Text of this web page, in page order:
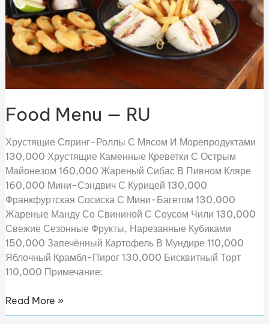
Food Menu — RU
Хрустящие Спринг-Роллы С Мясом И Морепродуктами
130,000 Хрустящие Каменные Креветки С Острым
Майонезом 160,000 Жареный Сибас В Пивном Кляре
160,000 Мини-Сэндвич С Курицей 130,000
Франкфуртская Сосиска С Мини-Багетом 130,000
Жареные Манду Со Свининой С Соусом Чили 130,000
Свежие Сезонные Фрукты, Нарезанные Кубиками
150,000 Запечённый Картофель В Мундире 110,000
Яблочный Крамбл-Пирог 130,000 Бисквитный Торт
110,000 Примечание:
Read More »